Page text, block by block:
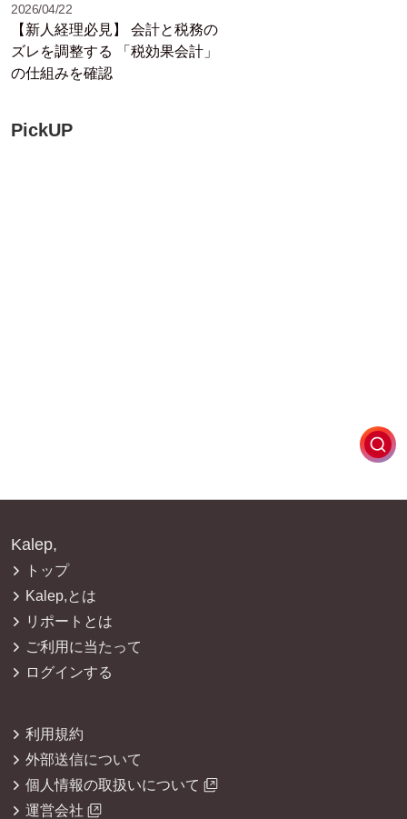
2026/04/22
【新人経理必見】 会計と税務の
ズレを調整する 「税効果会計」
の仕組みを確認
PickUP
Kalep,
トップ
Kalep,とは
リポートとは
ご利用に当たって
ログインする
利用規約
外部送信について
個人情報の取扱いについて
運営会社